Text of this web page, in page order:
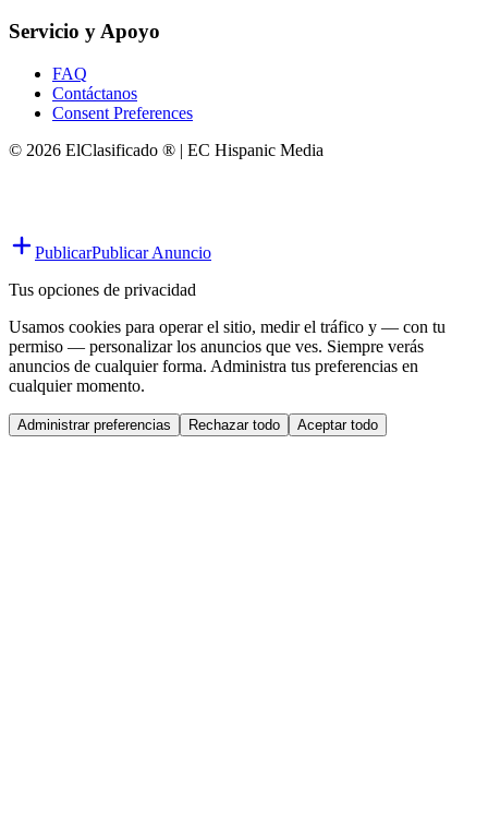
Servicio y Apoyo
FAQ
Contáctanos
Consent Preferences
© 2026 ElClasificado ® | EC Hispanic Media
PublicarPublicar Anuncio
Tus opciones de privacidad
Usamos cookies para operar el sitio, medir el tráfico y — con tu
permiso — personalizar los anuncios que ves. Siempre verás
anuncios de cualquier forma. Administra tus preferencias en
cualquier momento.
Administrar preferencias Rechazar todo Aceptar todo